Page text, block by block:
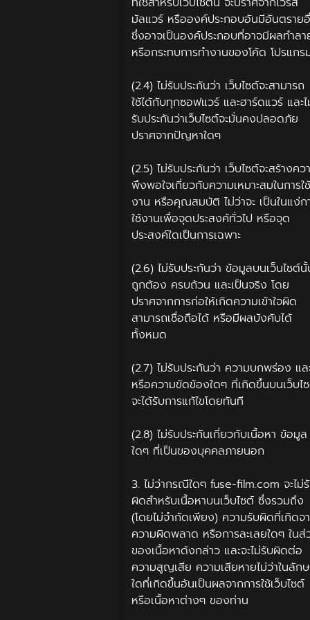
มัลแวร์ หรือองค์ประกอบอันมีอันตราย
ซึ่งอาจเป็นองค์ประกอบที่อาจมีผลทำลา
หรือกระทบการทำงานของโค้ด โปรแก
(2.4) ไม่รับประกันว่า เว็บไซต์จะสามารถ
ใช้ได้กับทุกซอฟแวร์ และฮาร์ดแวร์ และ
รับประกันว่าเว็บไซต์จะมั่นคงปลอดภัย
ปราศจากปัญหาใดๆ
(2.5) ไม่รับประกันว่า เว็บไซต์จะสร้างคว
พึงพอใจเกี่ยวกับความเหมาะสมในการใช้
งาน หรือคุณสมบัติ ไม่ว่าจะ เป็นในแง่ก
ใช้งานเพื่อจุดประสงค์ทั่วไป หรือจุด
ประสงค์ใดเป็นการเฉพาะ
(2.6) ไม่รับประกันว่า ข้อมูลบนเว็นไซต์
ถูกต้อง ครบถ้วน และเป็นจริง โดย
ปราศจากการก่อให้เกิดความเข้าใจผิด
สามารถเชื่อถือได้ หรือมีผลบังคับได้
ทั้งหมด
(2.7) ไม่รับประกันว่า ความบกพร่อง แ
หรือความขัดข้องใดๆ ที่เกิดขึ้นบนเว็บไ
จะได้รับการแก้ไขโดยทันที
(2.8) ไม่รับประกันเกี่ยวกับเนื้อหา ข้อมูล
ใดๆ ที่เป็นของบุคคลภายนอก
3. ไม่ว่ากรณีใดๆ fuse-film.com จะไม่
ผิดสำหรับเนื้อหาบนเว็บไซต์ ซึ่งรวมถึง
(โดยไม่จำกัดเพียง) ความรับผิดที่เกิดจ
ความผิดพลาด หรือการละเลยใดๆ ในส่
ของเนื้อหาดังกล่าว และจะไม่รับผิดต่อ
ความสูญเสีย ความเสียหายไม่ว่าในลัก
ใดที่เกิดขึ้นอันเป็นผลจากการใช้เว็บไซต์
หรือเนื้อหาต่างๆ ของท่าน